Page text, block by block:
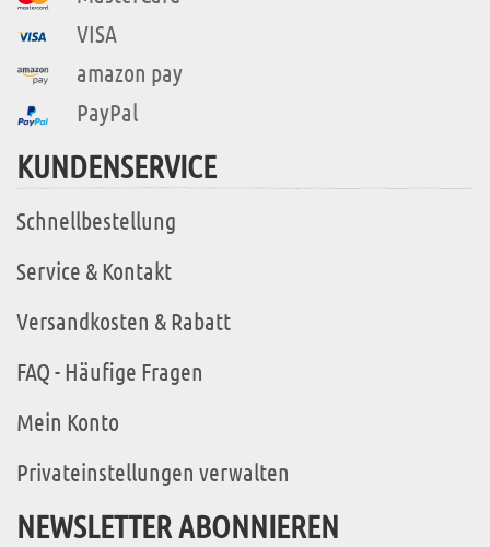
VISA
amazon pay
PayPal
KUNDENSERVICE
Schnellbestellung
Service & Kontakt
Versandkosten & Rabatt
FAQ - Häufige Fragen
Mein Konto
Privateinstellungen verwalten
NEWSLETTER ABONNIEREN